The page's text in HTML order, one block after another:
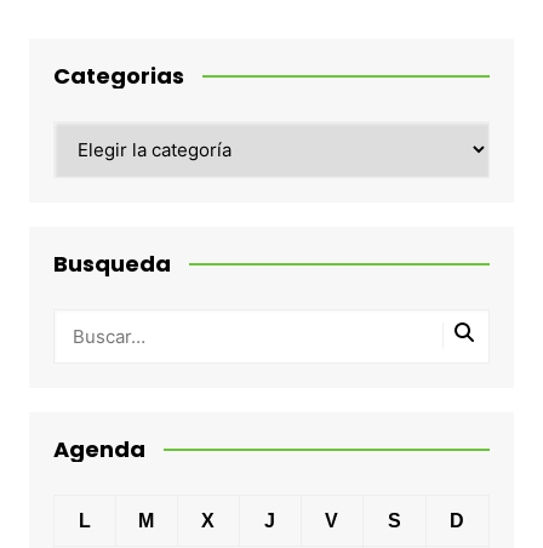
Categorias
Busqueda
Agenda
L M X J V S D